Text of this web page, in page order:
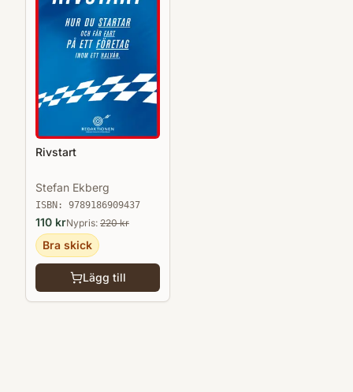
Rivstart
Stefan Ekberg
ISBN: 9789186909437
110 krNypris: 220kr
Bra skick
Lägg till